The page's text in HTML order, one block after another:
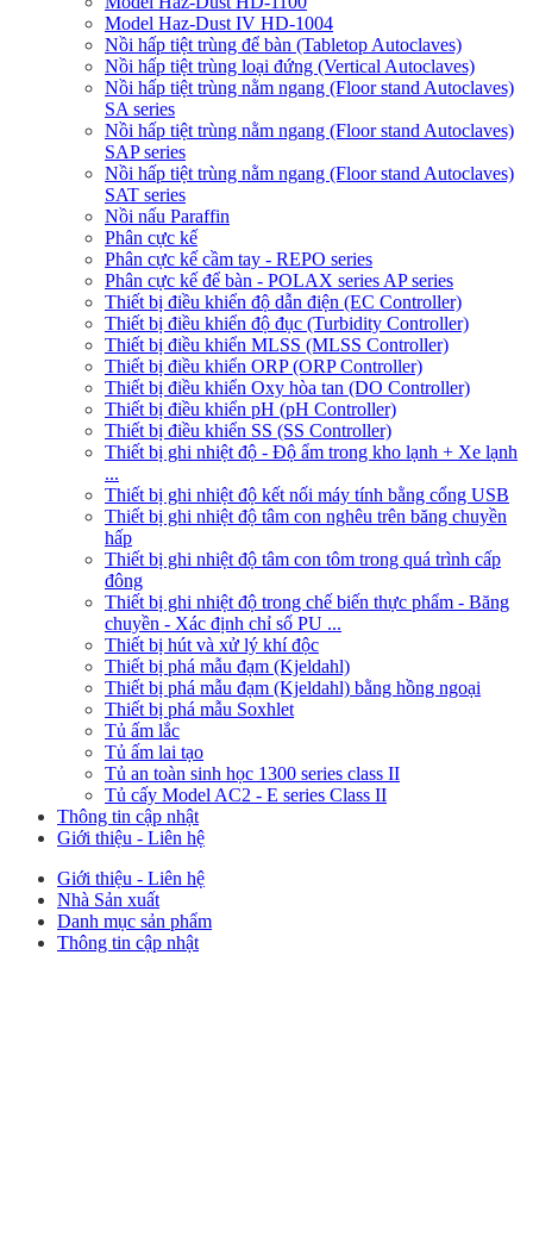
Model Haz-Dust IV HD-1004
Nồi hấp tiệt trùng để bàn (Tabletop Autoclaves)
Nồi hấp tiệt trùng loại đứng (Vertical Autoclaves)
Nồi hấp tiệt trùng nằm ngang (Floor stand Autoclaves)
SA series
Nồi hấp tiệt trùng nằm ngang (Floor stand Autoclaves)
SAP series
Nồi hấp tiệt trùng nằm ngang (Floor stand Autoclaves)
SAT series
Nồi nấu Paraffin
Phân cực kế
Phân cực kế cầm tay - REPO series
Phân cực kế để bàn - POLAX series AP series
Thiết bị điều khiển độ dẫn điện (EC Controller)
Thiết bị điều khiển độ đục (Turbidity Controller)
Thiết bị điều khiển MLSS (MLSS Controller)
Thiết bị điều khiển ORP (ORP Controller)
Thiết bị điều khiển Oxy hòa tan (DO Controller)
Thiết bị điều khiển pH (pH Controller)
Thiết bị điều khiển SS (SS Controller)
Thiết bị ghi nhiệt độ - Độ ẩm trong kho lạnh + Xe lạnh
...
Thiết bị ghi nhiệt độ kết nối máy tính bằng cổng USB
Thiết bị ghi nhiệt độ tâm con nghêu trên băng chuyền
hấp
Thiết bị ghi nhiệt độ tâm con tôm trong quá trình cấp
đông
Thiết bị ghi nhiệt độ trong chế biến thực phẩm - Băng
chuyền - Xác định chỉ số PU ...
Thiết bị hút và xử lý khí độc
Thiết bị phá mẫu đạm (Kjeldahl)
Thiết bị phá mẫu đạm (Kjeldahl) bằng hồng ngoại
Thiết bị phá mẫu Soxhlet
Tủ ấm lắc
Tủ ấm lai tạo
Tủ an toàn sinh học 1300 series class II
Tủ cấy Model AC2 - E series Class II
Thông tin cập nhật
Giới thiệu - Liên hệ
Giới thiệu - Liên hệ
Nhà Sản xuất
Danh mục sản phẩm
Thông tin cập nhật